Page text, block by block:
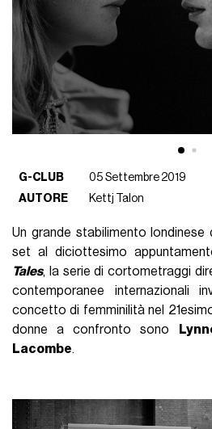
G-CLUB
05 Settembre 2019
AUTORE
Kettj Talon
Un grande stabilimento
set al diciottesimo
Tales, la serie di cortometraggi
contemporanee internazionali
concetto di femminilità nel
donne a confronto sono
Lacombe.